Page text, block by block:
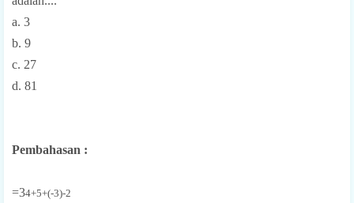
a. 3
b. 9
c. 27
d. 81
Pembahasan :
=34+5+(-3)-2